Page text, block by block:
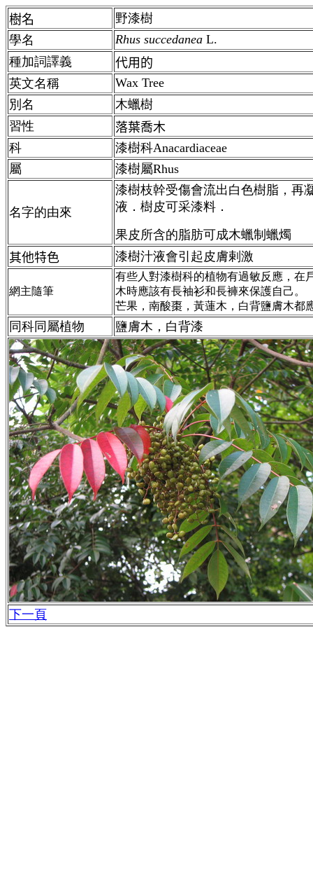
樹名
野漆樹
學名
Rhus succedanea L.
種加詞譯義
代用的
英文名稱
Wax Tree
別名
木蠟樹
習性
落葉喬木
科
漆樹科Anacardiaceae
屬
漆樹屬Rhus
名字的由來
漆樹枝幹受傷會流出白色樹脂，再
液．樹皮可采漆料．
果皮所含的脂肪可成木蠟制蠟燭
其他特色
漆樹汁液會引起皮膚剌激
網主隨筆
有些人對漆樹科的植物有過敏反應，在
木時應該有長袖衫和長褲來保護自己。
芒果，南酸棗，黃蓮木，白背鹽膚木都
同科同屬植物 鹽膚木，白背漆
下一頁